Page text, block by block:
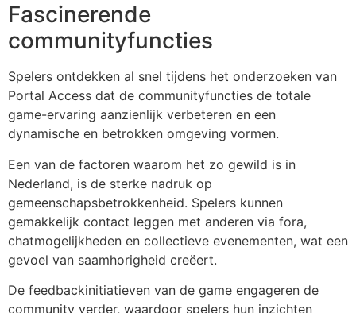
Fascinerende
communityfuncties
Spelers ontdekken al snel tijdens het onderzoeken van
Portal Access dat de communityfuncties de totale
game-ervaring aanzienlijk verbeteren en een
dynamische en betrokken omgeving vormen.
Een van de factoren waarom het zo gewild is in
Nederland, is de sterke nadruk op
gemeenschapsbetrokkenheid. Spelers kunnen
gemakkelijk contact leggen met anderen via fora,
chatmogelijkheden en collectieve evenementen, wat een
gevoel van saamhorigheid creëert.
De feedbackinitiatieven van de game engageren de
community verder, waardoor spelers hun inzichten